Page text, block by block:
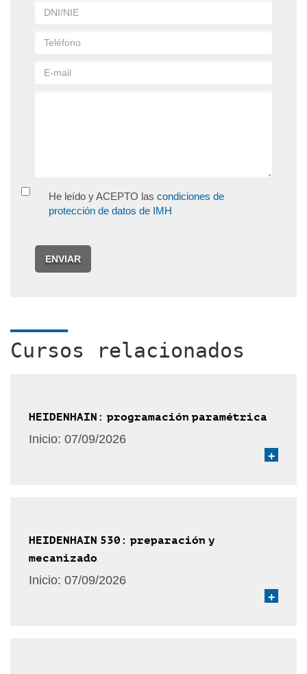
He leído y ACEPTO las condiciones de
protección de datos de IMH
ENVIAR
Cursos relacionados
HEIDENHAIN: programación paramétrica
Inicio: 07/09/2026
+
HEIDENHAIN 530: preparación y
mecanizado
Inicio: 07/09/2026
+